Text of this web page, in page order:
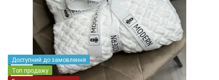
Доступний до замовлення
Топ продажу